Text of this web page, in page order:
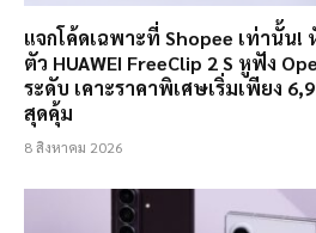
แจกโค้ดเฉพาะที่ Shopee เท่านั้น!
ตัว HUAWEI FreeClip 2 S หูฟัง
ระดับ เคาะราคาพิเศษเริ่มเพียง
สุดคุ้ม
8 สิงหาคม 2026